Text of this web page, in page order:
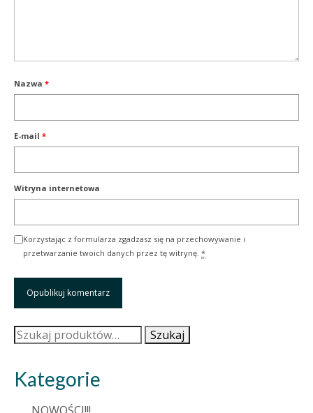
Nazwa *
E-mail *
Witryna internetowa
Korzystając z formularza zgadzasz się na przechowywanie i
przetwarzanie twoich danych przez tę witrynę. *
Szukaj: Szukaj
Kategorie